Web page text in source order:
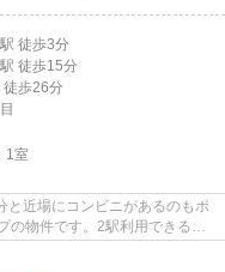
駅 徒歩3分
駅 徒歩15分
徒歩26分
1室
と近場にコンビニがあるのもポ
の物件です。2駅利用できる場